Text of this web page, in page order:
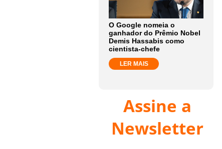
O Google nomeia o
ganhador do Prêmio Nobel
Demis Hassabis como
cientista-chefe
LER MAIS
Assine a
Newsletter